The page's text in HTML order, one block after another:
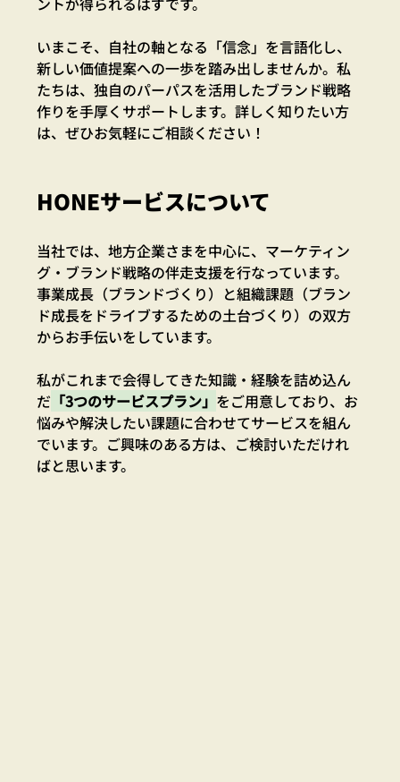
いまこそ、自社の軸となる「信念」を言語化し、
新しい価値提案への一歩を踏み出しませんか。私
たちは、独自のパーパスを活用したブランド戦略
作りを手厚くサポートします。詳しく知りたい方
は、ぜひお気軽にご相談ください！
HONEサービスについて
当社では、地方企業さまを中心に、マーケティン
グ・ブランド戦略の伴走支援を行なっています。
事業成長（ブランドづくり）と組織課題（ブラン
ド成長をドライブするための土台づくり）の双方
からお手伝いをしています。
私がこれまで会得してきた知識・経験を詰め込ん
だ 「3つのサービスプラン」 をご用意しており、お
悩みや解決したい課題に合わせてサービスを組ん
でいます。ご興味のある方は、ご検討いただけれ
ばと思います。